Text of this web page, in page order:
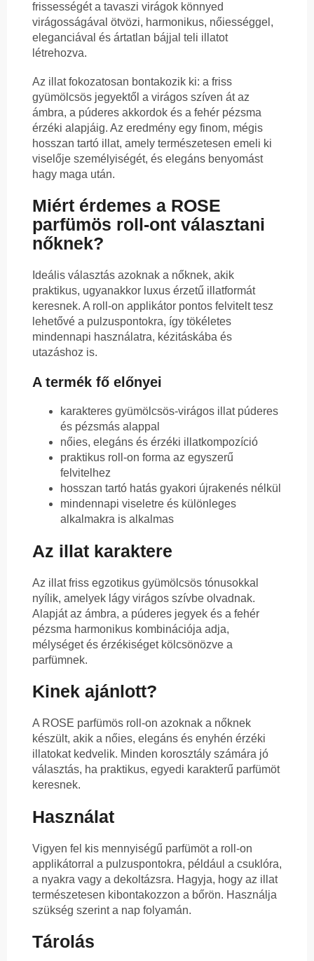
frissességét a tavaszi virágok könnyed
virágosságával ötvözi, harmonikus, nőiességgel,
eleganciával és ártatlan bájjal teli illatot
létrehozva.
Az illat fokozatosan bontakozik ki: a friss
gyümölcsös jegyektől a virágos szíven át az
ámbra, a púderes akkordok és a fehér pézsma
érzéki alapjáig. Az eredmény egy finom, mégis
hosszan tartó illat, amely természetesen emeli ki
viselője személyiségét, és elegáns benyomást
hagy maga után.
Miért érdemes a ROSE
parfümös roll-ont választani
nőknek?
Ideális választás azoknak a nőknek, akik
praktikus, ugyanakkor luxus érzetű illatformát
keresnek. A roll-on applikátor pontos felvitelt tesz
lehetővé a pulzuspontokra, így tökéletes
mindennapi használatra, kézitáskába és
utazáshoz is.
A termék fő előnyei
karakteres gyümölcsös-virágos illat púderes
és pézsmás alappal
nőies, elegáns és érzéki illatkompozíció
praktikus roll-on forma az egyszerű
felvitelhez
hosszan tartó hatás gyakori újrakenés nélkül
mindennapi viseletre és különleges
alkalmakra is alkalmas
Az illat karaktere
Az illat friss egzotikus gyümölcsös tónusokkal
nyílik, amelyek lágy virágos szívbe olvadnak.
Alapját az ámbra, a púderes jegyek és a fehér
pézsma harmonikus kombinációja adja,
mélységet és érzékiséget kölcsönözve a
parfümnek.
Kinek ajánlott?
A ROSE parfümös roll-on azoknak a nőknek
készült, akik a nőies, elegáns és enyhén érzéki
illatokat kedvelik. Minden korosztály számára jó
választás, ha praktikus, egyedi karakterű parfümöt
keresnek.
Használat
Vigyen fel kis mennyiségű parfümöt a roll-on
applikátorral a pulzuspontokra, például a csuklóra,
a nyakra vagy a dekoltázsra. Hagyja, hogy az illat
természetesen kibontakozzon a bőrön. Használja
szükség szerint a nap folyamán.
Tárolás